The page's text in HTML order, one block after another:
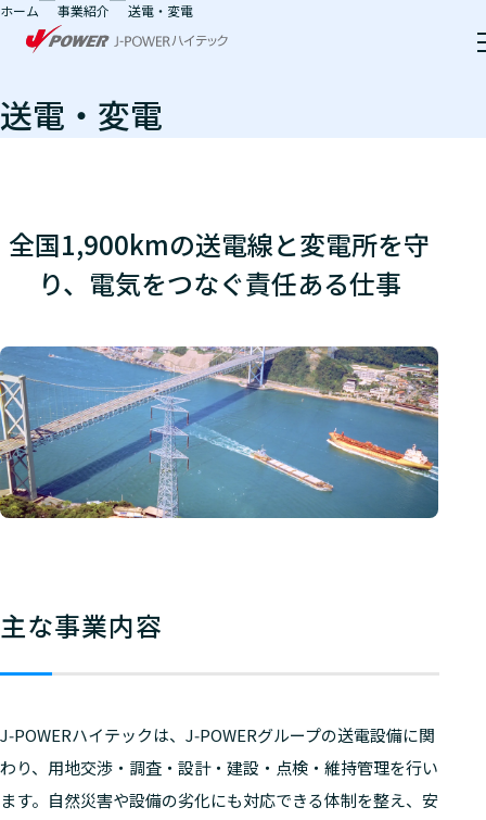
本文へ移動
ホーム 事業紹介 送電・変電
送電・変電
全国1,900kmの送電線と変電所を守
り、 電気をつなぐ責任ある仕事
主な事業内容
J‑POWERハイテックは、J‑POWERグループの送電設備に関
わり、用地交渉・調査・設計・建設・点検・維持管理を行い
ます。自然災害や設備の劣化にも対応できる体制を整え、安